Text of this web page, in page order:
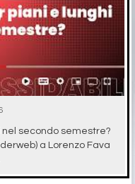
nel secondo semestre?
a Lorenzo Fava